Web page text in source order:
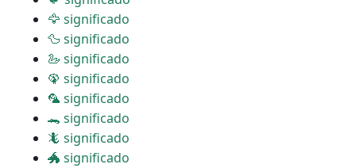
🦅 significado
🦆 significado
🦢 significado
🦚 significado
🦜 significado
🐊 significado
🦎 significado
🐲 significado